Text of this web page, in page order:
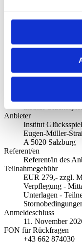
6 Stunden festgelegt.
Teilnehmer ein gültiges
Informationen
12.11.2026
Zeit
Anbieter
Institut
Eugen-Müller-
A 5020 Salzburg
Referent/en
Referent/in des
Teilnahmegebühr
EUR 279,- zzgl.
Verpflegung -
Unterlagen -
Anmeldeschluss
11. November
FON für Rückfragen
+43 662 874030